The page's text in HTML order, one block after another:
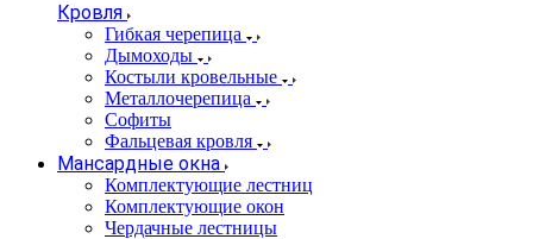
Кровля
Гибкая черепица
Дымоходы
Костыли кровельные
Металлочерепица
Софиты
Фальцевая кровля
Мансардные окна
Комплектующие лестниц
Комплектующие окон
Чердачные лестницы